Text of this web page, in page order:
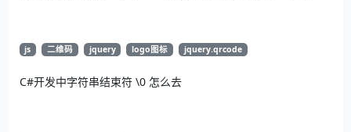
js 二维码 jquery logo图标 jquery.qrcode
C#开发中字符串结束符 \0 怎么去